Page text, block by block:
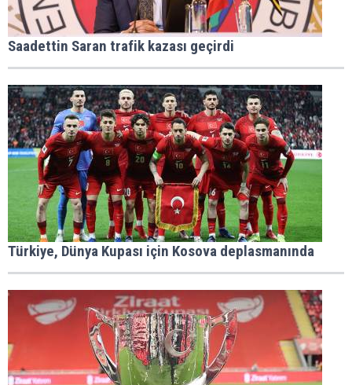
Saadettin Saran trafik kazası geçirdi
Türkiye, Dünya Kupası için Kosova deplasmanında